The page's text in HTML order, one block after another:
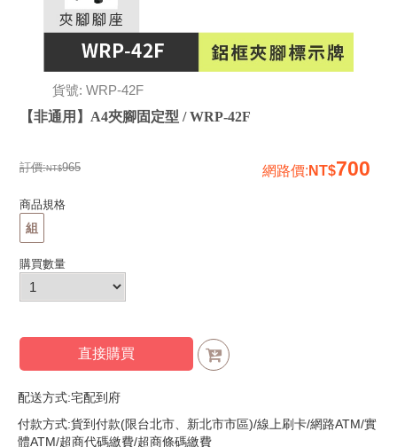
貨號: WRP-42F
【非通用】A4夾腳固定型 / WRP-42F
訂價: 965 網路價: 700
商品規格
組
購買數量
直接購買
配送方式:宅配到府
付款方式:貨到付款(限台北市、新北市市區)/線上刷卡/網路ATM/實
體ATM/超商代碼繳費/超商條碼繳費